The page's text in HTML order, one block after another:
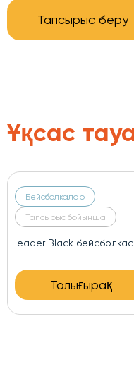
Тапсырыс беру
Ұқсас
Бейсболкалар
Тапсырыс бойынша
leader Black
Толығырақ